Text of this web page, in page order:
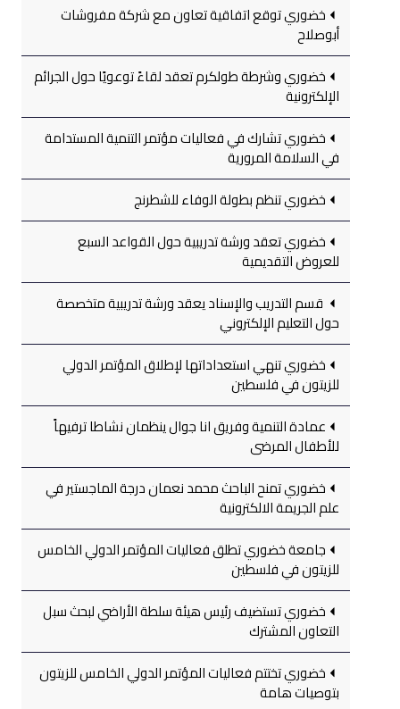
خضوري توقع اتفاقية تعاون مع شركة مفروشات
أبوصلاح
خضوري وشرطة طولكرم تعقد لقاءً توعويًا حول الجرائم
الإلكترونية
خضوري تشارك في فعاليات مؤتمر التنمية المستدامة
في السلامة المرورية
خضوري تنظم بطولة الوفاء للشطرنج
خضوري تعقد ورشة تدريبية حول القواعد السبع
للعروض التقديمية
قسم التدريب والإسناد يعقد ورشة تدريبية متخصصة
حول التعليم الإلكتروني
خضوري تنهي استعداداتها لإطلاق المؤتمر الدولي
للزيتون في فلسطين
عمادة التنمية وفريق انا جوال ينظمان نشاطا ترفيهاً
للأطفال المرضى
خضوري تمنح الباحث محمد نعمان درجة الماجستير في
علم الجريمة الالكترونية
جامعة خضوري تطلق فعاليات المؤتمر الدولي الخامس
للزيتون في فلسطين
خضوري تستضيف رئيس هيئة سلطة الأراضي لبحث سبل
التعاون المشترك
خضوري تختتم فعاليات المؤتمر الدولي الخامس للزيتون
بتوصيات هامة